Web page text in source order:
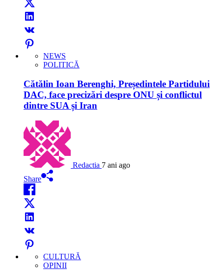
NEWS
POLITICĂ
Cătălin Ioan Berenghi, Președintele Partidului
DAC, face precizări despre ONU și conflictul
dintre SUA și Iran
Redactia 7 ani ago
Share
CULTURĂ
OPINII